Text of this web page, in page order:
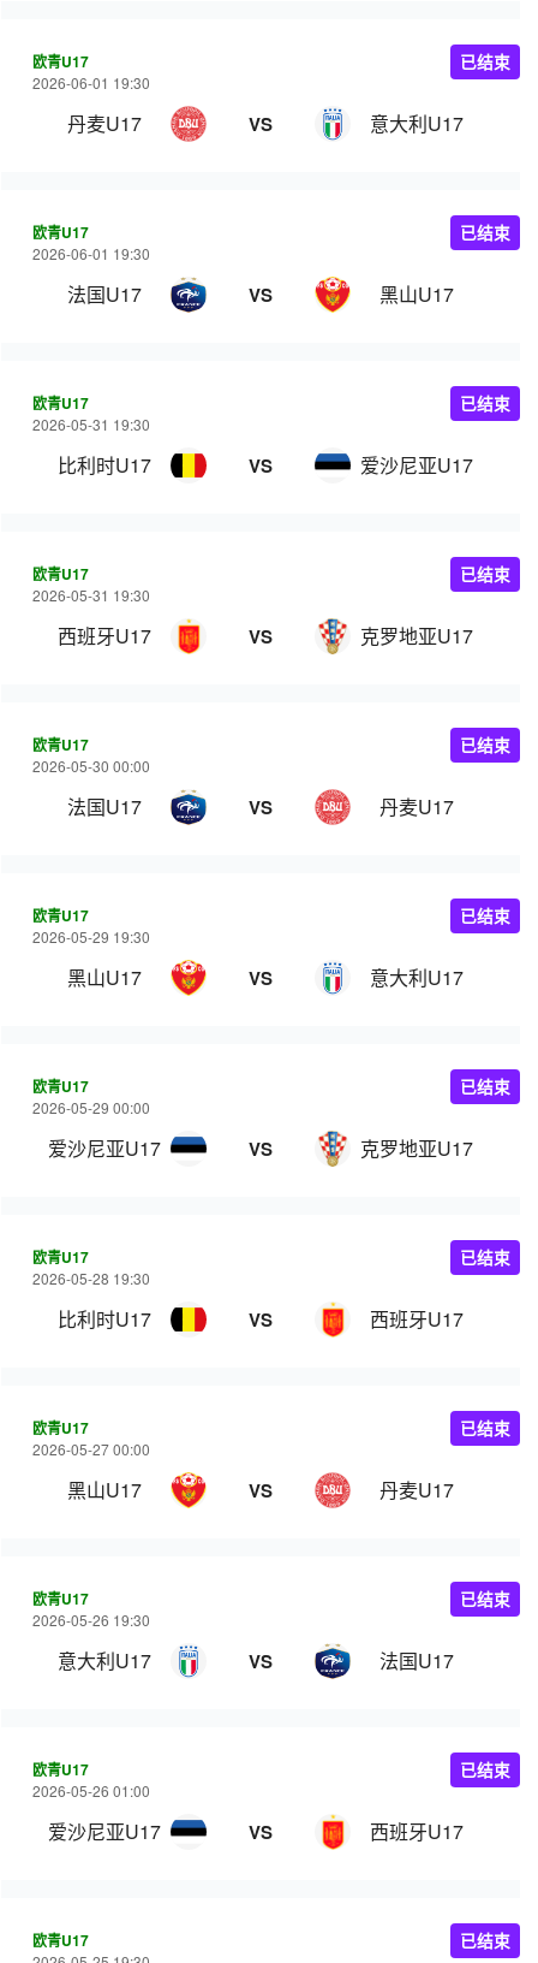
欧青U17
2026-06-01 19:30
丹麦U17 VS 意大利U17
已结束
欧青U17
2026-06-01 19:30
法国U17 VS 黑山U17
已结束
欧青U17
2026-05-31 19:30
比利时U17 VS 爱沙尼亚U17
已结束
欧青U17
2026-05-31 19:30
西班牙U17 VS 克罗地亚U17
已结束
欧青U17
2026-05-30 00:00
法国U17 VS 丹麦U17
已结束
欧青U17
2026-05-29 19:30
黑山U17 VS 意大利U17
已结束
欧青U17
2026-05-29 00:00
爱沙尼亚U17 VS 克罗地亚U17
已结束
欧青U17
2026-05-28 19:30
比利时U17 VS 西班牙U17
已结束
欧青U17
2026-05-27 00:00
黑山U17 VS 丹麦U17
已结束
欧青U17
2026-05-26 19:30
意大利U17 VS 法国U17
已结束
欧青U17
2026-05-26 01:00
爱沙尼亚U17 VS 西班牙U17
已结束
欧青U17 已结束